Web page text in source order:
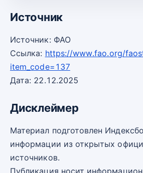
Источник
Источник: ФАО
Ссылка: https://www.fao.org/
item_code=137
Дата: 22.12.2025
Дисклеймер
Материал подготовлен
информации из открытых
источников.